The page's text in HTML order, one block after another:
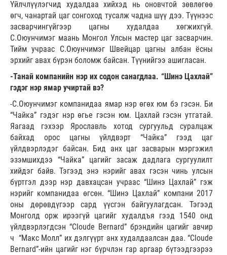
Үйлчлүүлэгчид худалдаа хийхэд нь оновчтой зөвлөгөө
өгч, чанартай цаг сонгоход тусалж чадна шүү дээ. Түүнээс
засварчингүйгээр цагны худалдаа хөгжихгүй.
С.Оюунчимэг маань Монгол Улсын мастер цаг засварчин.
Тийм учраас С.Оюунчимэг Швейцар цагны албан ёсны
эрхийг авах бүрэн боломж байсан. Түүнийгээ ашигласан.
-Танай компанийн нэр их содон санагдлаа. “Шинэ Цахлай”
гэдэг нэр ямар учиртай вэ?
-С.Оюунчимэг компанидаа ямар нэр өгөх юм бэ гэсэн. Би
“Чайка” гэдэг нэр өгье гэсэн юм. Цахлай гэсэн утгатай.
Яагаад гэхээр Ярославль хотод сургуульд суралцаж
байхад орос цагны үйлдвэрт “Чайка” гээд цаг
үйлдвэрлэдэг байсан. Бид анх цаг засварын мэргэжил
эзэмшихдээ “Чайка” цагийг засаж дадлага сургуулилт
хийдэг байв. Тэгээд энэ нэрийг авах гэсэн чинь улсын
бүртгэл дээр нэр давхацсан учраас “Шинэ Цахлай” гэж
нэрийг компанидаа өгсөн. “Шинэ Цахлай” компани 2017
оны дөрөвдүгээр сард үүсгэн байгуулагдсан. Тэгээд
Монголд орж ирээгүй цагийг худалдъя гээд 1540 онд
үйлдвэрлэгдсэн “Cloude Bernard” брэндийн цагийг авчир
ч “Макс Молл” их дэлгүүрт анх худалдаалсан даа. “Cloude
Bernard”-ийн цагийг нэг бүрчлэн гар аргаар бүтээдгээрээ